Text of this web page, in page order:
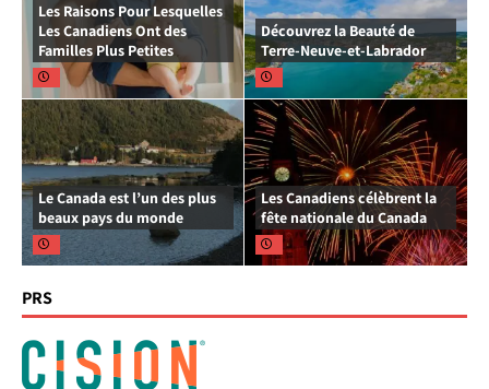
Les Raisons Pour Lesquelles
Les Canadiens Ont des
Familles Plus Petites
Découvrez la Beauté de
Terre-Neuve-et-Labrador
Le Canada est l’un des plus
beaux pays du monde
Les Canadiens célèbrent la
fête nationale du Canada
PRS